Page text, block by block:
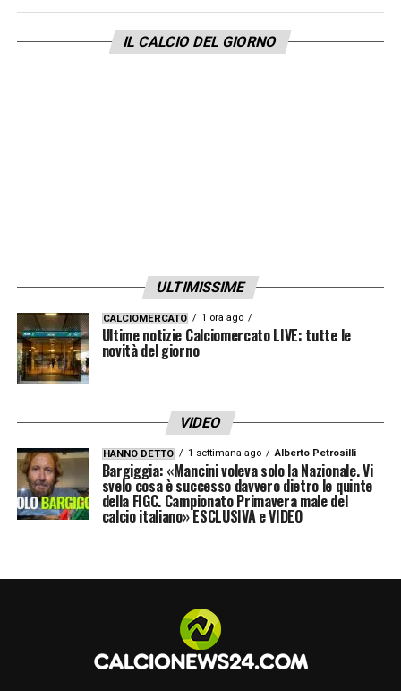
IL CALCIO DEL GIORNO
ULTIMISSIME
CALCIOMERCATO 1 ora ago
Ultime notizie Calciomercato LIVE: tutte le
novità del giorno
VIDEO
HANNO DETTO 1 settimana ago Alberto Petrosilli
Bargiggia: «Mancini voleva solo la Nazionale. Vi
svelo cosa è successo davvero dietro le quinte
della FIGC. Campionato Primavera male del
calcio italiano» ESCLUSIVA e VIDEO